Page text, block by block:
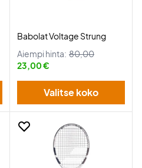
Babolat Voltage Strung
Aiempi hinta: 80,00
23,00 €
Valitse koko